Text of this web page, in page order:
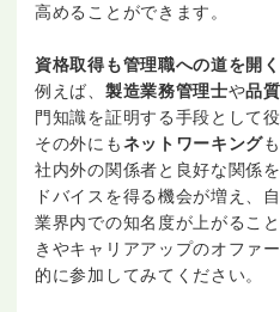
高めることができます。
資格取得も管理職への道を開
例えば、 製造業務管理士や品
門知識を証明する手段として役
その外にもネットワーキング
社内外の関係者と良好な関係
ドバイスを得る機会が増え、
業界内での知名度が上がるこ
きやキャリアアップのオファ
的に参加してみてください。